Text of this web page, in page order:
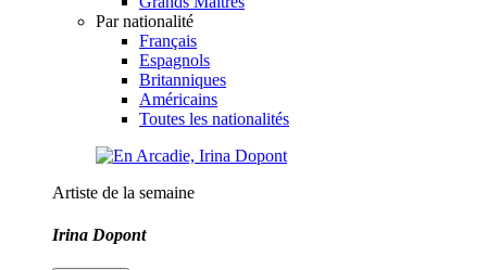
Par nationalité
Français
Espagnols
Britanniques
Américains
Toutes les nationalités
Artiste de la semaine
Irina Dopont